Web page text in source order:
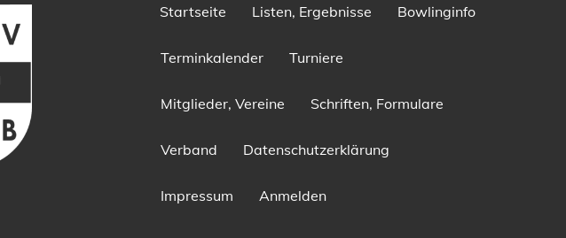
Startseite Listen, Ergebnisse Bowlinginfo
Terminkalender Turniere
Mitglieder, Vereine Schriften, Formulare
Verband Datenschutzerklärung
Impressum Anmelden